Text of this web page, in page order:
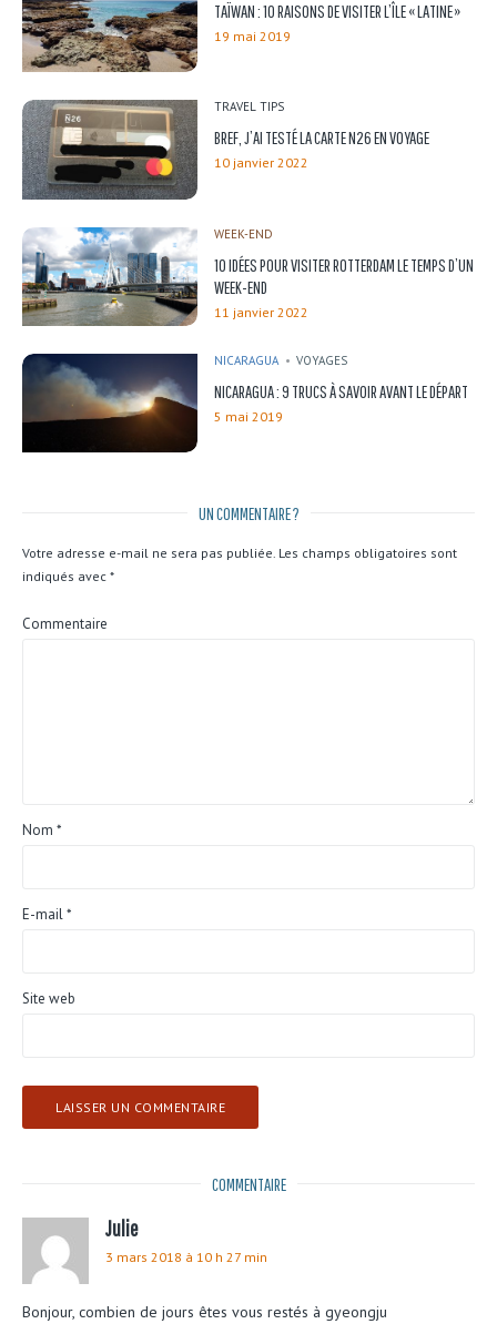
TAÏWAN : 10 RAISONS DE VISITER L’ÎLE « LATINE »
19 mai 2019
TRAVEL TIPS
BREF, J’AI TESTÉ LA CARTE N26 EN VOYAGE
10 janvier 2022
WEEK-END
10 IDÉES POUR VISITER ROTTERDAM LE TEMPS D’UN
WEEK-END
11 janvier 2022
NICARAGUA VOYAGES
NICARAGUA : 9 TRUCS À SAVOIR AVANT LE DÉPART
5 mai 2019
UN COMMENTAIRE ?
Votre adresse e-mail ne sera pas publiée. Les champs obligatoires sont
indiqués avec *
Commentaire
Nom *
E-mail*
Site web
COMMENTAIRE
Julie
3 mars 2018 à 10 h 27 min
Bonjour, combien de jours êtes vous restés à gyeongju